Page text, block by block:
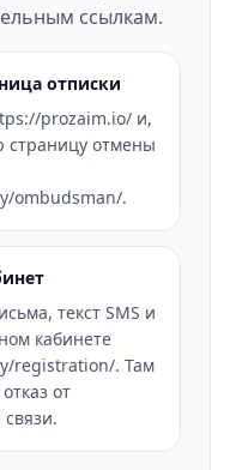
ссылкам.
отписки
prozaim.io/ и,
страницу отмены
ombudsman/.
текст SMS и
кабинете
registration/. Там
от